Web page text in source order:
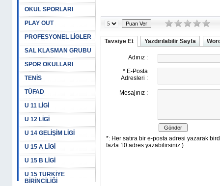
OKUL SPORLARI
PLAY OUT
PROFESYONEL LİGLER
SAL KLASMAN GRUBU
SPOR OKULLARI
TENİS
TÜFAD
U 11 LİGİ
U 12 LİGİ
U 14 GELİŞİM LİGİ
U 15 A LİGİ
U 15 B LİGİ
U 15 TÜRKİYE
BİRİNCİLİĞİ
Tavsiye Et Yazdırılabilir Sayfa